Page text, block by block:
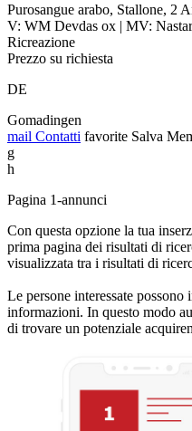
Purosangue arabo, Stallone, 2
V: WM Devdas ox | MV:
Ricreazione
Prezzo su richiesta
DE
Gomadingen
mail Contatti favorite Salva
g
h
Pagina 1-annunci
Con questa opzione la tua
prima pagina dei risultati di
visualizzata tra i risultati di
Le persone interessate
informazioni. In questo modo
di trovare un potenziale